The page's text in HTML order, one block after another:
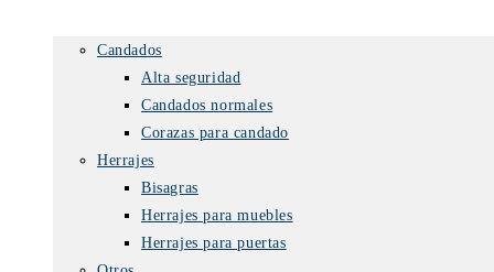
Candados
Alta seguridad
Candados normales
Corazas para candado
Herrajes
Bisagras
Herrajes para muebles
Herrajes para puertas